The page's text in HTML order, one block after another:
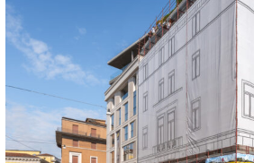
RISTRUTTURAZIONI
MANUTENZIONI
SISTEMI DI
ANTICADUTA
PROGETTAZIONE E